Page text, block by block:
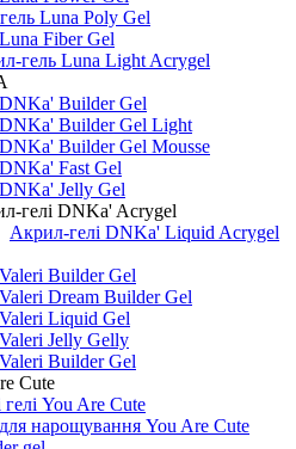
Luna Poly Gel
Fiber Gel
гель Luna Light Acrygel
DNKa' Builder Gel
DNKa' Builder Gel Light
DNKa' Builder Gel Mousse
DNKa' Fast Gel
DNKa' Jelly Gel
гелі DNKa' Acrygel
Акрил-гелі DNKa' Liquid Acrygel
Valeri Builder Gel
Valeri Dream Builder Gel
Valeri Liquid Gel
Valeri Jelly Gelly
Valeri Builder Gel
Cute
гелі You Are Cute
для нарощування You Are Cute